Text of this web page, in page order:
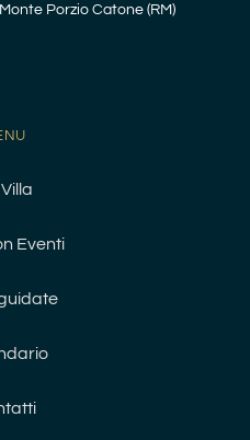
Porzio Catone (RM)
Eventi